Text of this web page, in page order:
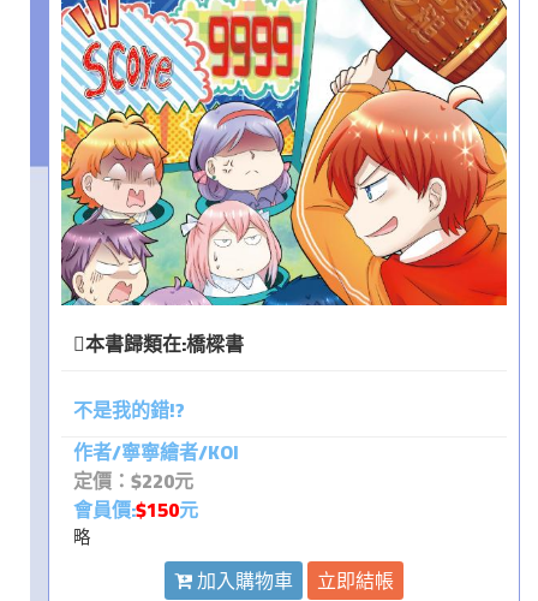
本書歸類在:橋樑書
不是我的錯!?
作者/寧寧繪者/KOI
定價：$220元
會員價:$150元
略
加入購物車 立即結帳